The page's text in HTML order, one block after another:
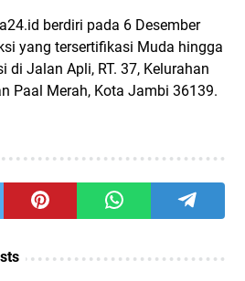
berdiri pada 6 Desember
yang tersertifikasi Muda hingga
di Jalan Apli, RT. 37, Kelurahan
Paal Merah, Kota Jambi 36139.